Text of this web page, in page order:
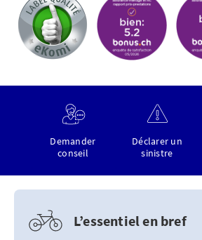
Demander
conseil
Déclarer un
sinistre
L’essentiel en bref